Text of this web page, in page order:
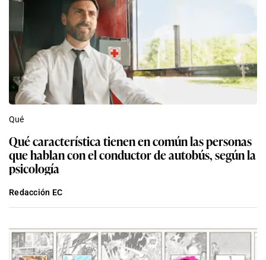
Qué
Qué característica tienen en común las personas
que hablan con el conductor de autobús, según la
psicología
Redacción EC